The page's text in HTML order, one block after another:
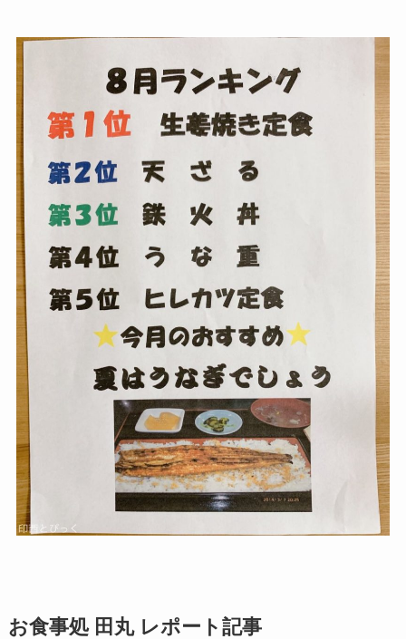
お食事処 田丸 レポート記事